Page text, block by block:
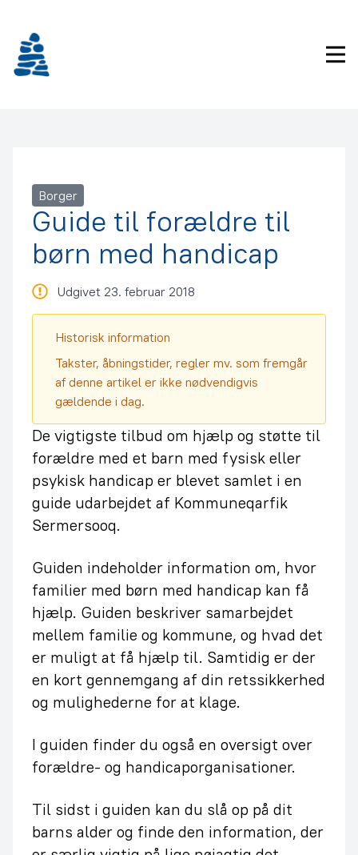
indhold
Borger
Guide til forældre til
børn med handicap
Udgivet 23. februar 2018
Historisk information
Takster, åbningstider, regler mv. som fremgår
af denne artikel er ikke nødvendigvis
gældende i dag.
De vigtigste tilbud om hjælp og støtte til
forældre med et barn med fysisk eller
psykisk handicap er blevet samlet i en
guide udarbejdet af Kommuneqarfik
Sermersooq.
Guiden indeholder information om, hvor
familier med børn med handicap kan få
hjælp. Guiden beskriver samarbejdet
mellem familie og kommune, og hvad det
er muligt at få hjælp til. Samtidig er der
en kort gennemgang af din retssikkerhed
og mulighederne for at klage.
I guiden finder du også en oversigt over
forældre- og handicaporganisationer.
Til sidst i guiden kan du slå op på dit
barns alder og finde den information, der